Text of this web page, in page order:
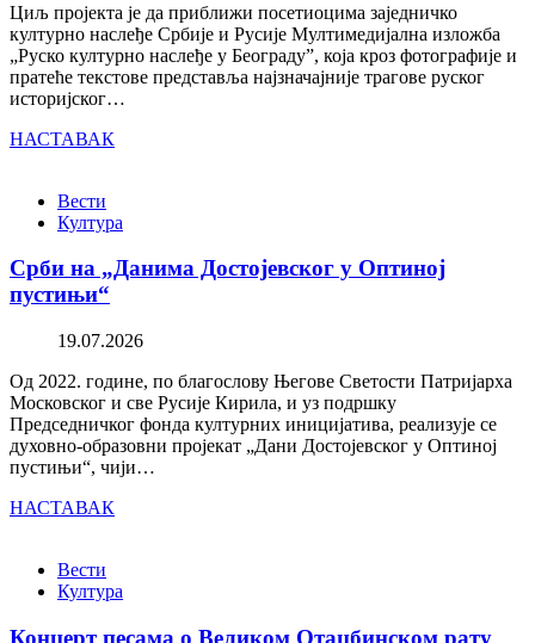
Циљ пројекта је да приближи посетиоцима заједничко
културно наслеђе Србије и Русије Мултимедијална изложба
„Руско културно наслеђе у Београду”, која кроз фотографије и
пратеће текстове представља најзначајније трагове руског
историјског…
НАСТАВАК
Вести
Култура
Срби на „Данима Достојевског у Оптиној
пустињи“
19.07.2026
Од 2022. године, по благослову Његове Светости Патријарха
Московског и све Русије Кирила, и уз подршку
Председничког фонда културних иницијатива, реализује се
духовно-образовни пројекат „Дани Достојевског у Оптиној
пустињи“, чији…
НАСТАВАК
Вести
Култура
Концерт песама о Великом Отаџбинском рату